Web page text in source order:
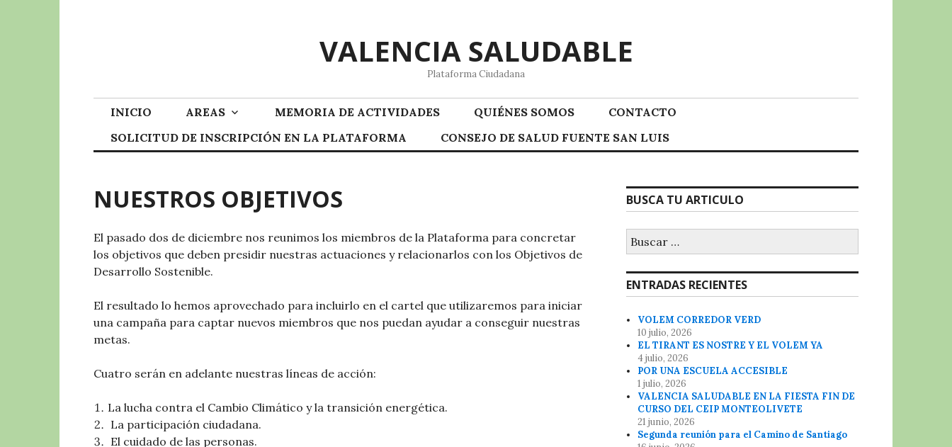
VALENCIA SALUDABLE
Plataforma Ciudadana
INICIO AREAS MEMORIA DE ACTIVIDADES QUIÉNES SOMOS
CONTACTO
SOLICITUD DE INSCRIPCIÓN EN LA PLATAFORMA
CONSEJO DE SALUD FUENTE SAN LUIS
NUESTROS OBJETIVOS
El pasado dos de diciembre nos reunimos los miembros de la Plataforma para concretar
los objetivos que deben presidir nuestras actuaciones y relacionarlos con los Objetivos de
Desarrollo Sostenible.
El resultado lo hemos aprovechado para incluirlo en el cartel que utilizaremos para iniciar
una campaña para captar nuevos miembros que nos puedan ayudar a conseguir nuestras
metas.
Cuatro serán en adelante nuestras líneas de acción:
La lucha contra el Cambio Climático y la transición energética.
La participación ciudadana.
El cuidado de las personas.
BUSCA TU ARTICULO
ENTRADAS RECIENTES
VOLEM CORREDOR VERD
10 julio, 2026
EL TIRANT ES NOSTRE Y EL VOLEM YA
4 julio, 2026
POR UNA ESCUELA ACCESIBLE
1 julio, 2026
VALENCIA SALUDABLE EN LA FIESTA FIN DE
CURSO DEL CEIP MONTEOLIVETE
21 junio, 2026
Segunda reunión para el Camino de Santiago